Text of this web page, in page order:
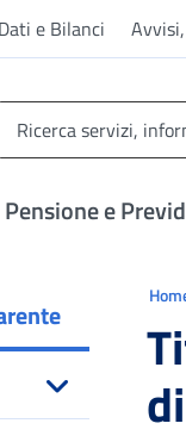
Dati e Bilanci
Pensione e